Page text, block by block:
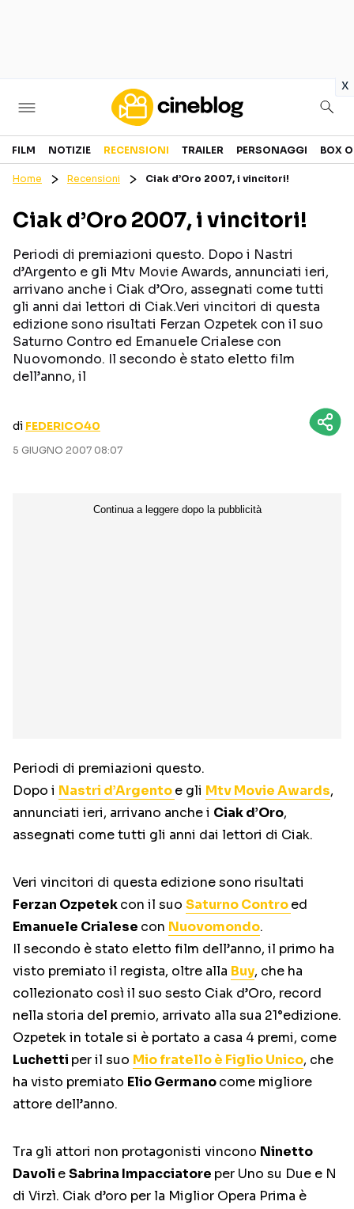
x
Cinema
GENERI
PERSONAGGI
CANALI STREAMING
Categorie
NOTIZIE
CURIOSITÀ
TRAILER
BOX OFFICE
FILM NOTIZIE RECENSIONI TRAILER PERSONAGGI BOX
Home Recensioni Ciak d’Oro 2007, i vincitori!
Ciak d’Oro 2007, i vincitori!
Periodi di premiazioni questo. Dopo i Nastri
d’Argento e gli Mtv Movie Awards, annunciati ieri,
arrivano anche i Ciak d’Oro, assegnati come tutti
gli anni dai lettori di Ciak.Veri vincitori di questa
edizione sono risultati Ferzan Ozpetek con il suo
Saturno Contro ed Emanuele Crialese con
Nuovomondo. Il secondo è stato eletto film
dell’anno, il
di FEDERICO40
5 GIUGNO 2007 08:07
Periodi di premiazioni questo.
Dopo i Nastri d’Argentoe gli Mtv Movie Awards,
annunciati ieri, arrivano anche i Ciak d’Oro,
assegnati come tutti gli anni dai lettori di Ciak.
Veri vincitori di questa edizione sono risultati
Ferzan Ozpetekcon il suo Saturno Controed
Emanuele Crialese con Nuovomondo.
Il secondo è stato eletto film dell’anno, il primo ha
visto premiato il regista, oltre alla Buy, che ha
collezionato così il suo sesto Ciak d’Oro, record
nella storia del premio, arrivato alla sua 21°edizione.
Ozpetek in totale si è portato a casa 4 premi, come
Luchetti per il suo Mio fratello è Figlio Unico, che
ha visto premiato Elio Germanocome migliore
attore dell’anno.
Tra gli attori non protagonisti vincono Ninetto
Davoli eSabrina Impacciatore per Uno su Due e N
di Virzì. Ciak d’oro per la Miglior Opera Prima è